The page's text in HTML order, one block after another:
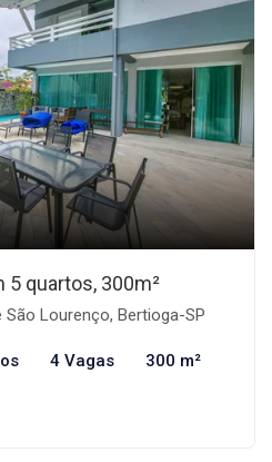
5 quartos, 300m²
São Lourenço, Bertioga-SP
4 Vagas 300 m²